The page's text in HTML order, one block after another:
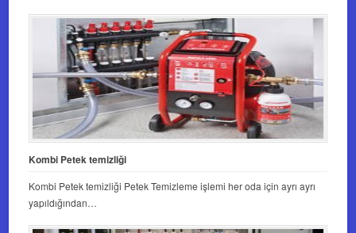
Kombi Petek temizliği
Kombi Petek temizliği Petek Temizleme işlemi her oda için ayrı ayrı
yapıldığından…